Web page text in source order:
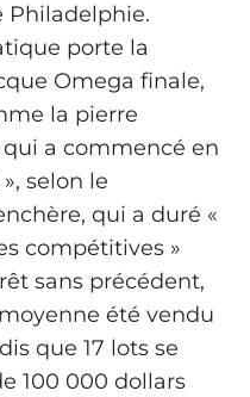
Philadelphie.
porte la
Omega finale,
la pierre
a commencé en
selon le
qui a duré «
compétitives »
sans précédent,
été vendu
que 17 lots se
100 000 dollars